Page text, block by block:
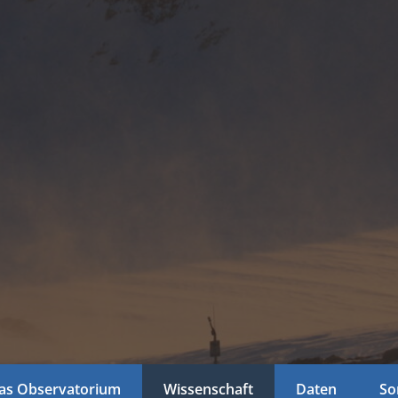
Observatorium Wissenschaft Daten